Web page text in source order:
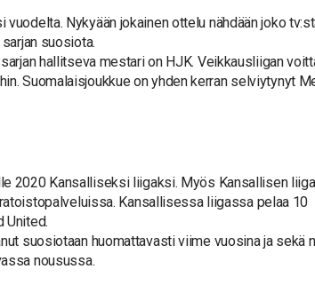
Nykyään jokainen ottelu nähdään joko
suosiota.
hallitseva mestari on HJK. Veikkausliigan
Suomalaisjoukkue on yhden kerran selviytynyt
2020 Kansalliseksi liigaksi. Myös Kansallisen
Kansallisessa liigassa pelaa 10
United.
suosiotaan huomattavasti viime vuosina ja sekä
nousussa.